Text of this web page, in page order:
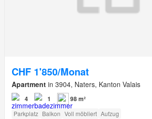
CHF 1'850/Monat
Apartment in 3904, Naters, Kanton Valais
4 1 98 m²
Parkplatz Balkon Voll möbliert Aufzug